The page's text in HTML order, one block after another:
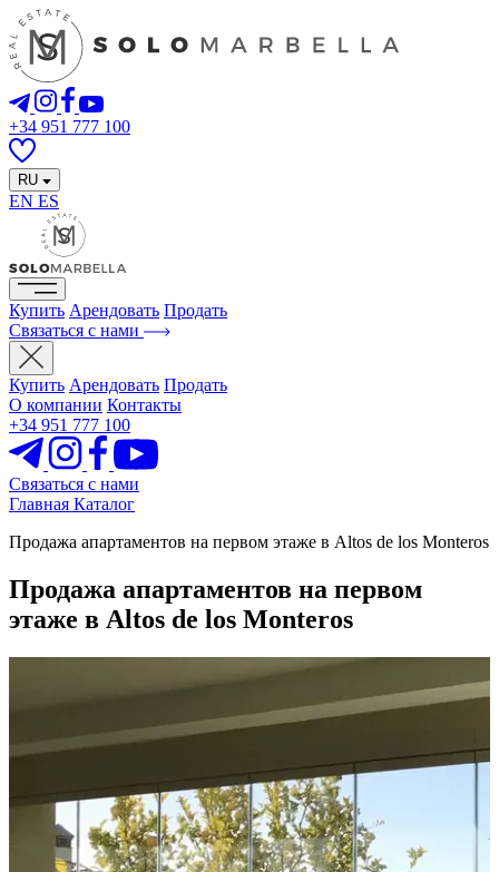
+34 951 777 100
RU
EN ES
Купить Арендовать Продать
Связаться с нами
Купить Арендовать Продать
О компании Контакты
+34 951 777 100
Связаться с нами
Главная Каталог
Продажа апартаментов на первом этаже в Altos de los Monteros
Продажа апартаментов на первом
этаже в Altos de los Monteros